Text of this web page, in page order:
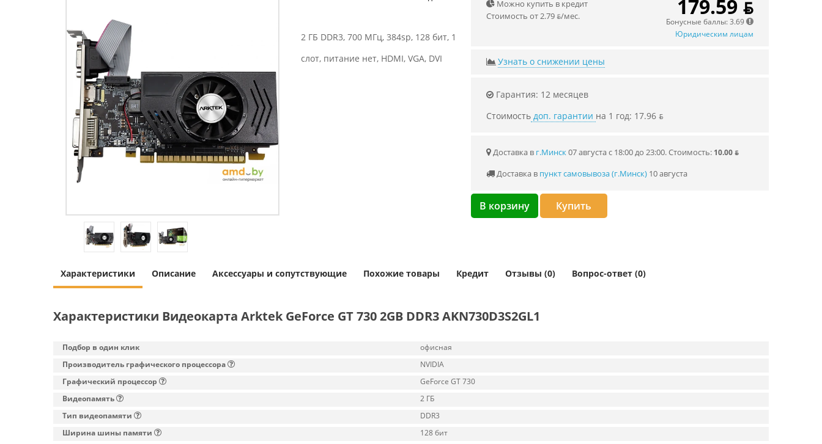
2 ГБ DDR3, 700 МГц, 384sp, 128 бит, 1
слот, питание нет, HDMI, VGA, DVI
Можно купить в кредит
Стоимость от 2.79 ƃ/мec.
179.59 ƃ
Бонусные баллы: 3.69
Юридическим лицам
Узнать о снижении цены
Гарантия: 12 месяцев
Стоимостьдоп. гарантии на 1 год: 17.96 ƃ
Доставка в г.Минск07 августа с 18:00 до 23:00.Стоимость: 10.00 ƃ
Доставка в пункт самовывоза (г.Минск)10 августа
В корзину Купить
Характеристики Описание Аксессуары и сопутствующие Похожие товары Кредит Отзывы (0) Вопрос-ответ (0)
Характеристики Видеокарта Arktek GeForce GT 730 2GB DDR3 AKN730D3S2GL1
Подбор в один клик
офисная
Производитель графического процессора
NVIDIA
Графический процессор
GeForce GT 730
Видеопамять
2 ГБ
Тип видеопамяти
DDR3
Ширина шины памяти
128 бит